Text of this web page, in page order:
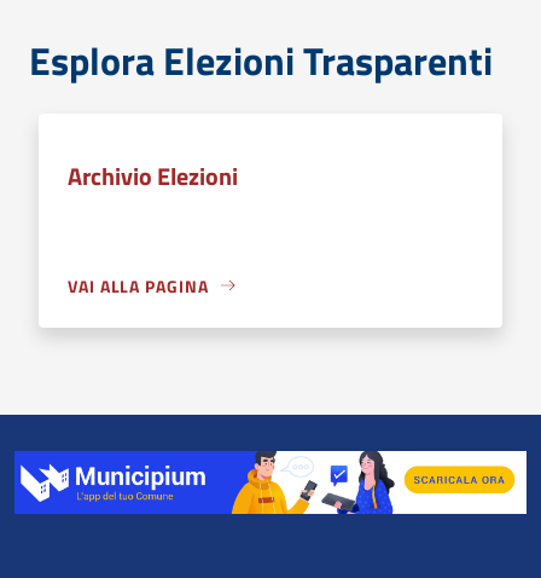
Esplora Elezioni Trasparenti
Archivio Elezioni
VAI ALLA PAGINA